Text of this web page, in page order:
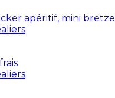
apéritif, mini